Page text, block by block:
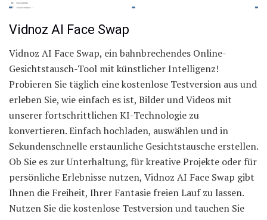
Vidnoz AI Face Swap
Vidnoz AI Face Swap, ein bahnbrechendes Online-
Gesichtstausch-Tool mit künstlicher Intelligenz!
Probieren Sie täglich eine kostenlose Testversion aus und
erleben Sie, wie einfach es ist, Bilder und Videos mit
unserer fortschrittlichen KI-Technologie zu
konvertieren. Einfach hochladen, auswählen und in
Sekundenschnelle erstaunliche Gesichtstausche erstellen.
Ob Sie es zur Unterhaltung, für kreative Projekte oder für
persönliche Erlebnisse nutzen, Vidnoz AI Face Swap gibt
Ihnen die Freiheit, Ihrer Fantasie freien Lauf zu lassen.
Nutzen Sie die kostenlose Testversion und tauchen Sie